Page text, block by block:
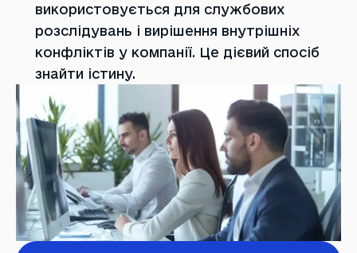
використовується для службових
розслідувань і вирішення внутрішніх
конфліктів у компанії. Це дієвий спосіб
знайти істину.